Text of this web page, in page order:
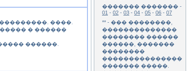
����.
� ������
������.
������� ������� -
01 - 02 - 03 - 04 - 05 - 06 - 07
** - ��� ��������,
��������������
�������� ������
������, �������
��������
���������������
������� �����.